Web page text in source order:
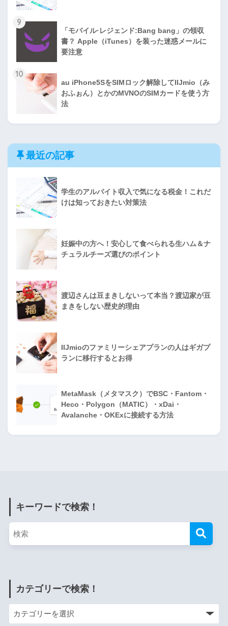
9
「モバイル·レジェンド:Bang bang」の領収
書？ Apple（iTunes）を装った迷惑メールに
要注意
10
au iPhone5SをSIMロック解除してIIJmio（み
おふぉん）とかのMVNOのSIMカードを使う方
法
最近の記事
学生のアルバイト収入で気になる税金！これだ
けは知っておきたい対策法
妊娠中の方へ！安心して食べられる生ハム＆ナ
チュラルチーズ選びのポイント
渡辺さんは豆まきしないって本当？渡辺家が豆
まきをしない歴史的理由
IIJmioのファミリーシェアプランの人はギガプ
ランに移行するとお得
MetaMask（メタマスク）でBSC・Fantom・
Heco・Polygon（MATIC）・xDai・
Avalanche・OKExに接続する方法
キーワードで検索！
カテゴリーで検索！